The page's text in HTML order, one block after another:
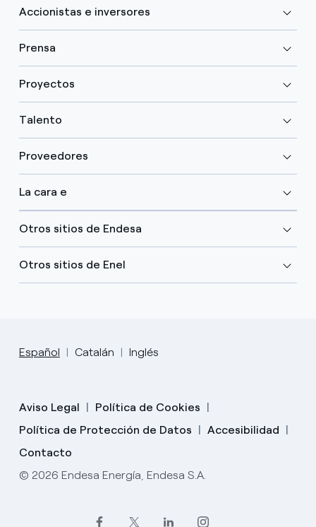
Accionistas e inversores
Prensa
Proyectos
Talento
Proveedores
La cara e
Otros sitios de Endesa
Otros sitios de Enel
Español Catalán Inglés
Aviso Legal
Política de Cookies
Política de Protección de Datos
Accesibilidad
Contacto
© 2026 Endesa Energía, Endesa S.A.